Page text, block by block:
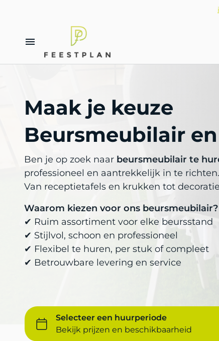
Alle categorieën
Beursmeubilair huren
Verkoop artikelen
Funpakketten
Dinnerpakketten
Vuurpakketten
Hoge tafels en tafels
Lage tafels en linnen
Lounge
Beursmeubilair huren
Cateringmaterialen
Bestek
Bar en koeling
Overige cateringmaterialen
Tips en inspiratie
Bouw jouw feest stap voor stap
Hoe bestellen online?
Maak je keuze
Beursmeubilair
Ben je op zoek naar beursmeubilair te
professioneel en aantrekkelijk in te richten.
Van receptietafels en krukken tot
Waarom kiezen voor ons beursmeubilair?
✔ Ruim assortiment voor elke beursstand
✔ Stijlvol, schoon en professioneel
✔ Flexibel te huren, per stuk of compleet
✔ Betrouwbare levering en service